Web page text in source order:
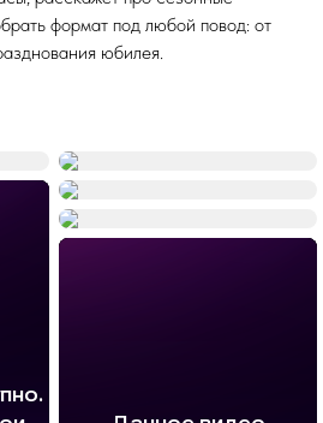
формат под любой повод: от
юбилея.